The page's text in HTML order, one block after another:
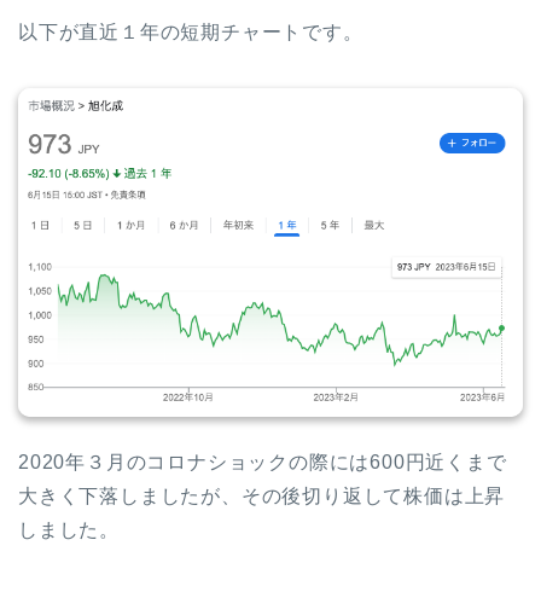
以下が直近１年の短期チャートです。
2020年３月のコロナショックの際には600円近くまで
大きく下落しましたが、その後切り返して株価は上昇
しました。